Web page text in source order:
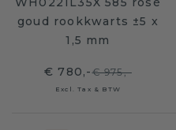
goud rookkwarts ±5 x
1,5 mm
€ 780,-€ 975,-
Excl. Tax & BTW